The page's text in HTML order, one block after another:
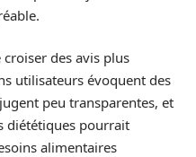
croiser des avis plus
utilisateurs évoquent des
peu transparentes, et
diététiques pourrait
alimentaires